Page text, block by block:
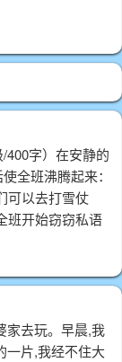
400字）在安静的
全班沸腾起来：
可以去打雪仗
班开始窃窃私语
于打雪仗的游
情吧！我们下楼
往别人身上砸。
家去玩。早晨,我
一片,我经不住大